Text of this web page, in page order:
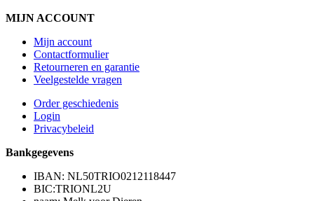
MIJN ACCOUNT
Mijn account
Contactformulier
Retourneren en garantie
Veelgestelde vragen
Order geschiedenis
Login
Privacybeleid
Bankgegevens
IBAN: NL50TRIO0212118447
BIC:TRIONL2U